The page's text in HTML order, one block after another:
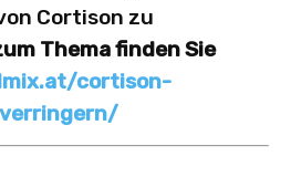
Cortison zu
Thema finden Sie
cortison-